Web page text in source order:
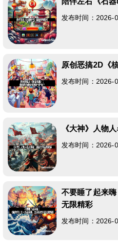
发布时间：2026-
原创恶搞2D《
发布时间：2026-
《大神》人物
发布时间：2026-
不要睡了起来
无限精彩
发布时间：2026-